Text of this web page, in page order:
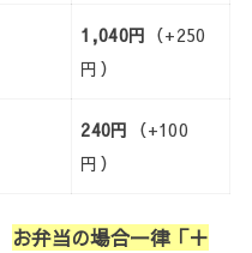
1,040円 （+250
円）
240円 （+100
円）
お弁当の場合一律「＋